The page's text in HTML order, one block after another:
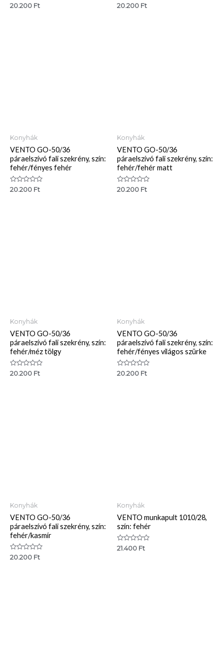
Értékelés:
0
20.200 Ft
Értékelés:
0
20.200 Ft
Konyhák
VENTO GO-50/36
páraelszívó fali szekrény, szín:
fehér/fényes fehér
Értékelés:
0
20.200 Ft
Konyhák
VENTO GO-50/36
páraelszívó fali szekrény, szín:
fehér/fehér matt
Értékelés:
0
20.200 Ft
Konyhák
VENTO GO-50/36
páraelszívó fali szekrény, szín:
fehér/méz tölgy
Értékelés:
0
20.200 Ft
Konyhák
VENTO GO-50/36
páraelszívó fali szekrény, szín:
fehér/fényes világos szürke
Értékelés:
0
20.200 Ft
Konyhák
VENTO GO-50/36
páraelszívó fali szekrény, szín:
fehér/kasmír
Értékelés:
0
20.200 Ft
Konyhák
VENTO munkapult 1010/28,
szín: fehér
Értékelés:
0
21.400 Ft